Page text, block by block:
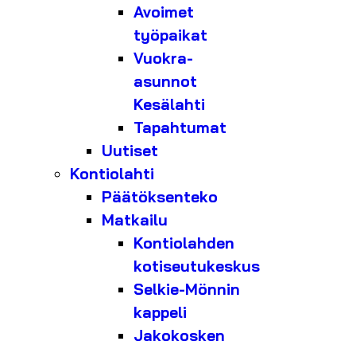
Avoimet
työpaikat
Vuokra-
asunnot
Kesälahti
Tapahtumat
Uutiset
Kontiolahti
Päätöksenteko
Matkailu
Kontiolahden
kotiseutukeskus
Selkie-Mönnin
kappeli
Jakokosken